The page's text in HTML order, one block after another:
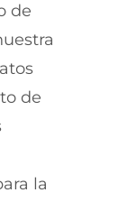
de
de
la